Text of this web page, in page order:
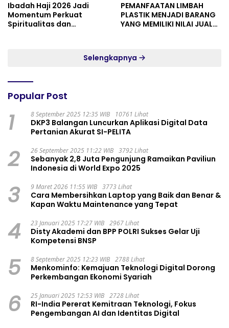
Ibadah Haji 2026 Jadi
Momentum Perkuat
Spiritualitas dan
PEMANFAATAN LIMBAH
PLASTIK MENJADI BARANG
YANG MEMILIKI NILAI JUAL
Selengkapnya
Popular Post
1 8 September 2025 12:35 WIB 10761 Lihat
DKP3 Balangan Luncurkan Aplikasi Digital Data
Pertanian Akurat SI-PELITA
2 26 September 2025 11:22 WIB 3792 Lihat
Sebanyak 2,8 Juta Pengunjung Ramaikan Paviliun
Indonesia di World Expo 2025
3 9 Maret 2026 11:55 WIB 3773 Lihat
Cara Membersihkan Laptop yang Baik dan Benar &
Kapan Waktu Maintenance yang Tepat
4 23 Januari 2025 17:27 WIB 2967 Lihat
Disty Akademi dan BPP POLRI Sukses Gelar Uji
Kompetensi BNSP
5 8 September 2025 12:23 WIB 2788 Lihat
Menkominfo: Kemajuan Teknologi Digital Dorong
Perkembangan Ekonomi Syariah
6 25 Januari 2025 12:53 WIB 2728 Lihat
RI-India Pererat Kemitraan Teknologi, Fokus
Pengembangan AI dan Identitas Digital